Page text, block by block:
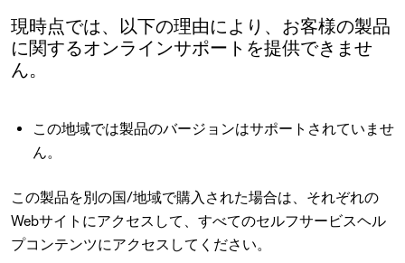
現時点では、以下の理由により、お客様の製品
に関するオンラインサポートを提供できませ
ん。
この地域では製品のバージョンはサポートされていませ
ん。
この製品を別の国/地域で購入された場合は、それぞれの
Webサイトにアクセスして、すべてのセルフサービスヘル
プコンテンツにアクセスしてください。